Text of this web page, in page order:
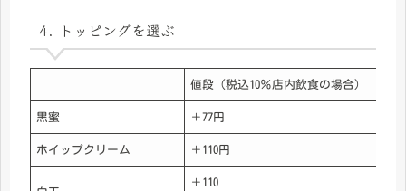
4. トッピングを選ぶ
値段（税込10％店内飲食の場合）
黒蜜 ＋77円
ホイップクリーム ＋110円
＋110